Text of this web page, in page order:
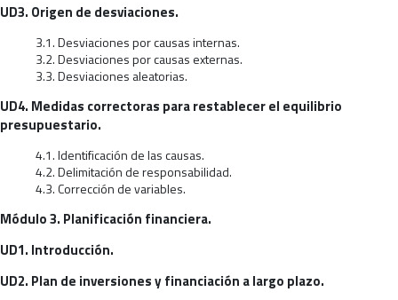
UD3. Origen de desviaciones.
3.1. Desviaciones por causas internas.
3.2. Desviaciones por causas externas.
3.3. Desviaciones aleatorias.
UD4. Medidas correctoras para restablecer el equilibrio
presupuestario.
4.1. Identificación de las causas.
4.2. Delimitación de responsabilidad.
4.3. Corrección de variables.
Módulo 3. Planificación financiera.
UD1. Introducción.
UD2. Plan de inversiones y financiación a largo plazo.